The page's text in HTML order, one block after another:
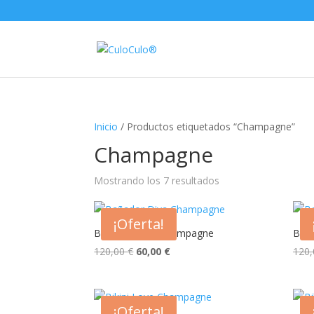
Inicio / Productos etiquetados “Champagne”
Champagne
Mostrando los 7 resultados
¡Oferta!
Bañador Diva Champagne
120,00€ El
era:
60,00 €El
es: